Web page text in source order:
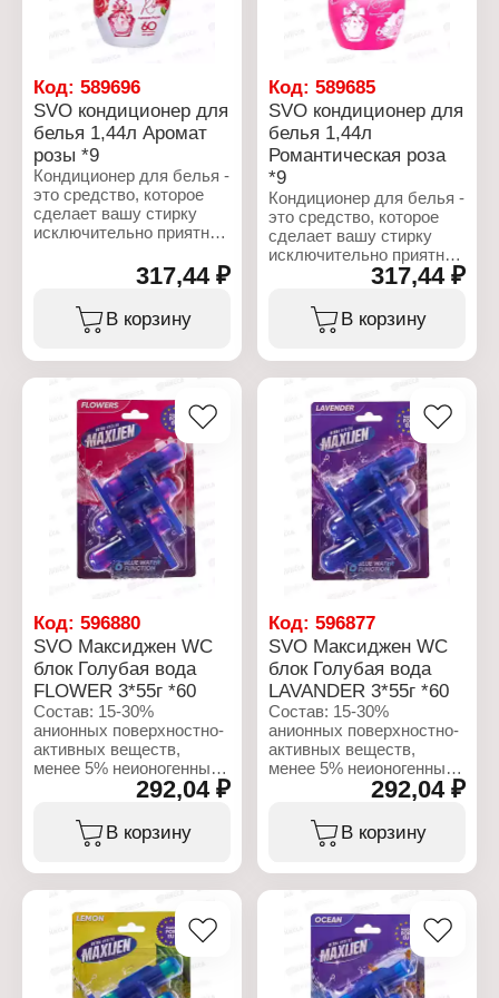
15%; парфюмерная
композиция; консервант,
Характеристики:
Бренд: SVO
Тип товара: Кондиционер
для белья
Вариация: смягчитель
для белья
Особенность:
парфюмированный
Название: Мадина
Объем: 1,44 л
Код: 589696
SVO кондиционер для
белья 1,44л Аромат
розы *9
Кондиционер для белья -
это средство, которое
сделает вашу стирку
исключительно приятной
концентрированному
составу, одной упаковки
хватит на 60 стирок.
антистатическим
эффектом, и облегчает
глажку делая ткань
мягкой и шелковистой.
Состав: катионное
активное вещество 5-
15%; парфюмерная
композиция; консервант,
краситель.
Характеристики:
Бренд: SVO
Вариация: смягчитель
для белья
Особенность:
парфюмированный
Название: Аромат розы
Объем: 1,44 л
317,44 ₽
В корзину
Код:589685
SVO кондиционер для
белья 1,44л
Романтическая роза
*9
Кондиционер для белья -
это средство, которое
сделает вашу стирку
исключительно приятной
и эффективной.
концентрированному
составу, одной упаковки
эффектом, и облегчает
глажку делая ткань
мягкой и шелковистой.
Состав: Катионное
активное вещество 5-
15%; парфюмерная
композиция; консервант,
краситель
Характеристики:
Тип товара: Кондиционер
для белья
Вариация: смягчитель
для белья
Особенность:
парфюмированный
Название:
Романтическая роза
Объем: 1,44 л
317,44 ₽
В корзину
Код: 596880
SVO Максиджен WC
блок Голубая вода
FLOWER 3*55г *60
Состав: 15-30%
анионных поверхностно-
активных веществ,
менее 5% неионогенных
поверхностно-активных
веществ, отдушка,
бензилсалицилат,
цитронеллол,
Характеристики:
Бренд: Maxijen
Тип товара: Блок для
унитаза
292,04 ₽
В корзину
Код:596877
SVO Максиджен WC
блок Голубая вода
LAVANDER 3*55г *60
Состав: 15-30%
анионных поверхностно-
активных веществ,
менее 5% неионогенных
поверхностно-активных
веществ, отдушка,
бензилсалицилат,
цитронеллол,
Характеристики:
Бренд: Maxijen
Тип товара: Блок для
унитаза
292,04 ₽
В корзину